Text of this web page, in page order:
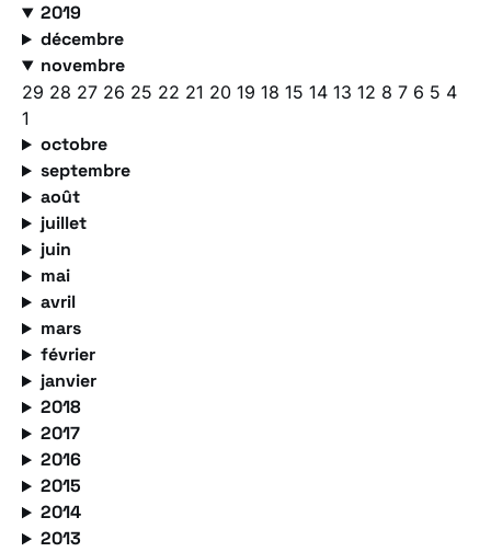
2019
décembre
novembre
29 28 27 26 25 22 21 20 19 18 15 14 13 12 8 7 6 5 4
1
octobre
septembre
août
juillet
juin
mai
avril
mars
février
janvier
2018
2017
2016
2015
2014
2013